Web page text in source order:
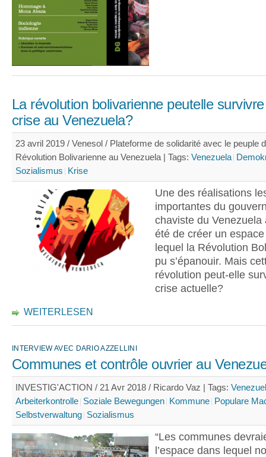
La révolution bolivarienne peutelle
crise au Venezuela?
23 avril 2019 / Venesol / Plateforme de solidarité avec le peuple
Révolution Bolivarienne au Venezuela | Tags: Venezuela
Sozialismus Krise
Une des réalisations
importantes du
chaviste du Venezuela
été de créer un
lequel la Révolution
pu s’épanouir. Mais
révolution peut-elle
crise actuelle?
WEITERLESEN
INTERVIEW AVEC DARIO AZZELLINI
Communes et contrôle ouvrier au
INVESTIG'ACTION / 21 Avr 2018 / Ricardo Vaz | Tags:
Arbeiterkontrolle Soziale Bewegungen Kommune Populare
Selbstverwaltung Sozialismus
“Les communes
l’espace dans lequel